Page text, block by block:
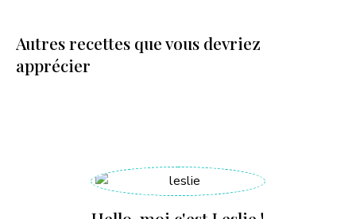
d
Autres recettes que vous devriez
apprécier